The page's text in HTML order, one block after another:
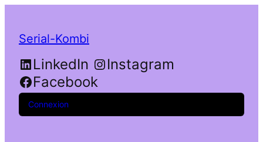
Serial-Kombi
LinkedIn
Instagram
Facebook
Connexion